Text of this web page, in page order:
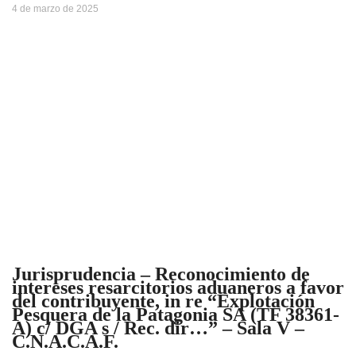
4 de marzo de 2025
Jurisprudencia – Reconocimiento de
intereses resarcitorios aduaneros a favor
del contribuyente, in re “Explotación
Pesquera de la Patagonia SA (TF 38361-
A) c/ DGA s / Rec. dir…” – Sala V –
C.N.A.C.A.F.